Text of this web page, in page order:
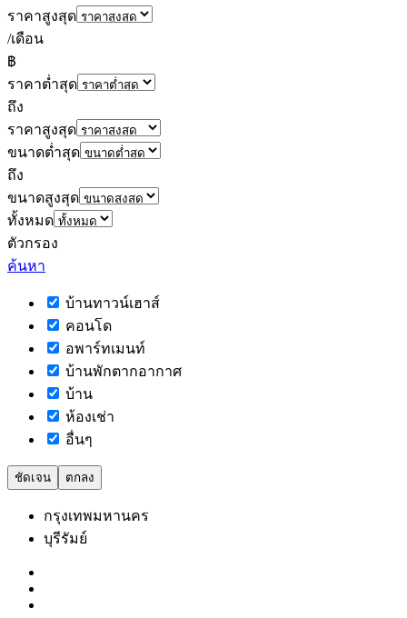
ราคาสูงสุด
/เดือน
฿
ราคาต่ำสุด
ถึง
ราคาสูงสุด
ขนาดต่ำสุด
ถึง
ขนาดสูงสุด
ทั้งหมด
ตัวกรอง
ค้นหา
บ้านทาวน์เฮาส์
คอนโด
อพาร์ทเมนท์
บ้านพักตากอากาศ
บ้าน
ห้องเช่า
อื่นๆ
ชัดเจน ตกลง
กรุงเทพมหานคร
บุรีรัมย์